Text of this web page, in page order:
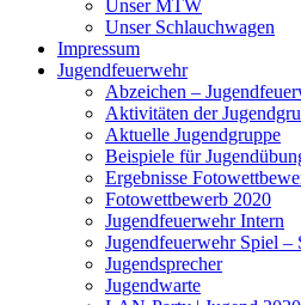
Unser MTW
Unser Schlauchwagen
Impressum
Jugendfeuerwehr
Abzeichen –
Aktivitäten der
Aktuelle Jugendgruppe
Beispiele für
Ergebnisse
Fotowettbewerb 2020
Jugendfeuerwehr Intern
Jugendfeuerwehr Spiel –
Jugendsprecher
Jugendwarte